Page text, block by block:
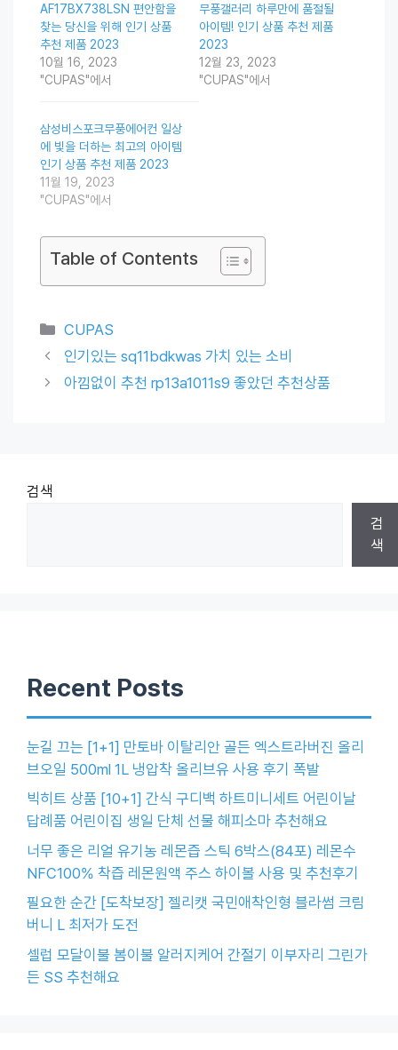
AF17BX738LSN 편안함을
찾는 당신을 위해 인기 상품
추천 제품 2023
10월 16, 2023
"CUPAS"에서
무풍갤러리 하루만에 품절될
아이템! 인기 상품 추천 제품
2023
12월 23, 2023
"CUPAS"에서
삼성비스포크무풍에어컨 일상
에 빛을 더하는 최고의 아이템
인기 상품 추천 제품 2023
11월 19, 2023
"CUPAS"에서
Table of Contents
Categories
CUPAS
인기있는 sq11bdkwas 가치 있는 소비
아낌없이 추천 rp13a1011s9 좋았던 추천상품
검색
검
색
Recent Posts
눈길 끄는 [1+1] 만토바 이탈리안 골든 엑스트라버진 올리
브오일 500ml 1L 냉압착 올리브유 사용 후기 폭발
빅히트 상품 [10+1] 간식 구디백 하트미니세트 어린이날
답례품 어린이집 생일 단체 선물 해피소마 추천해요
너무 좋은 리얼 유기농 레몬즙 스틱 6박스(84포) 레몬수
NFC100% 착즙 레몬원액 주스 하이볼 사용 및 추천후기
필요한 순간 [도착보장] 젤리캣 국민애착인형 블라썸 크림
버니 L 최저가 도전
셀럽 모달이불 봄이불 알러지케어 간절기 이부자리 그린가
든 SS 추천해요